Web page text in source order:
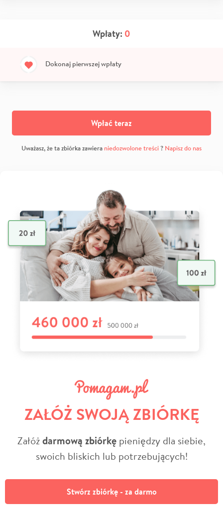
Wpłaty: 0
Dokonaj pierwszej wpłaty
Wpłać teraz
Uważasz, że ta zbiórka zawiera niedozwolone treści? Napisz do nas
ZAŁÓŻ SWOJĄ ZBIÓRKĘ
Załóżdarmową zbiórkę pieniędzy dla siebie,
swoich bliskich lub potrzebujących!
Stwórz zbiórkę - za darmo